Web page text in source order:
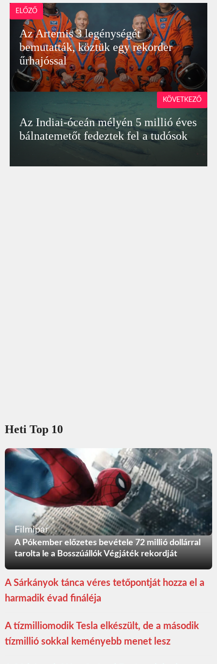
ELŐZŐ
Az Artemis 3 legénységét
bemutatták, köztük egy rekorder
űrhajóssal
Az Indiai-óceán mélyén 5 millió éves
bálnatemetőt fedeztek fel a tudósok
KÖVETKEZŐ
Heti Top 10
Filmipar
A Pókember előzetes bevétele 72 millió dollárral
tarolta le a Bosszúállók Végjáték rekordját
A Sárkányok tánca véres tetőpontját hozza el a
harmadik évad fináléja
A tízmilliomodik Tesla elkészült, de a második
tízmillió sokkal keményebb menet lesz